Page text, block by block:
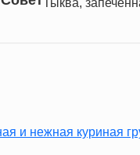
Тыква,